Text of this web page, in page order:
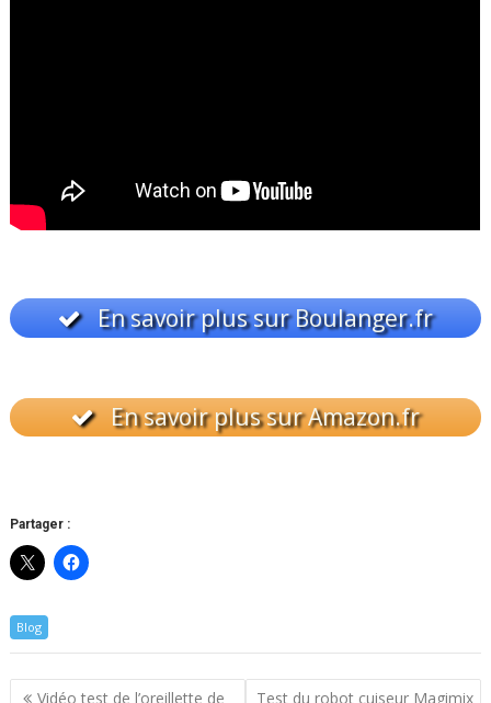
En savoir plus sur Boulanger.fr
En savoir plus sur Amazon.fr
Partager :
Blog
Navigation
Vidéo test de l’oreillette de
Test du robot cuiseur Magimix